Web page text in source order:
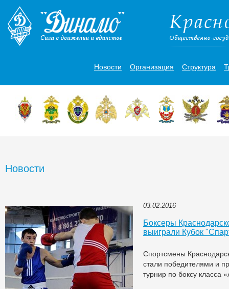
Новости Организация Структура
Новости
03.02.2016
Боксеры
выиграли Кубок
Спортсмены
стали победителями и
турнир по боксу класса